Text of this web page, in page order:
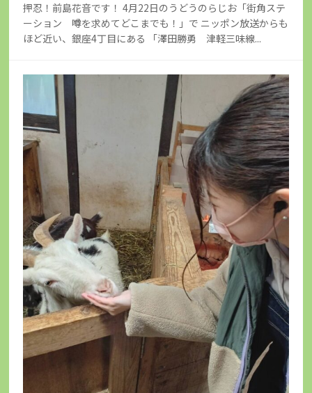
押忍！前島花音です！ 4月22日のうどうのらじお「街角ステ
ーション 噂を求めてどこまでも！」で ニッポン放送からも
ほど近い、銀座4丁目にある 「澤田勝勇 津軽三味線...